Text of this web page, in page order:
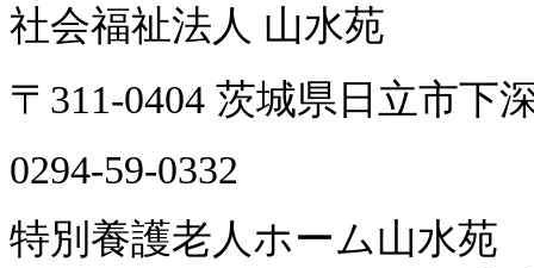
社会福祉法人 山水苑
〒311-0404 茨城県日立市下
0294-59-0332
特別養護老人ホーム山水苑